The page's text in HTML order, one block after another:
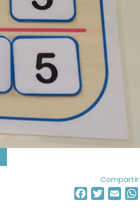
Compartir:
Facebook
TwitterEmail